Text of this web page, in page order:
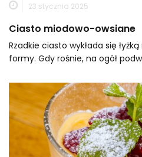
23 stycznia 2025
Ciasto miodowo-owsiane
Rzadkie ciasto wykłada się
formy. Gdy rośnie, na ogół